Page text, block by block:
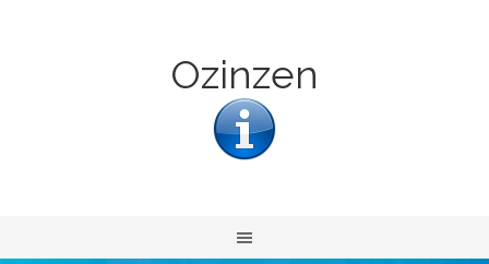
Ozinzen